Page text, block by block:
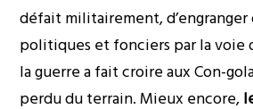
défait militairement, d’engranger
politiques et fonciers par la voie
la guerre a fait croire aux Con-
perdu du terrain. Mieux encore,